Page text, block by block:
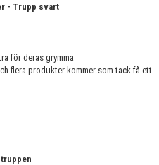
- Trupp svart
för deras grymma
flera produkter kommer som tack få ett